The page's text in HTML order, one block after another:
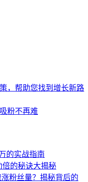
，帮助您找到增长新路
粉不再难
的实战指南
的秘诀大揭秘
粉丝量？揭秘背后的